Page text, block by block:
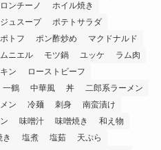
ンチーノ
ホイル焼き
ュスープ
ポテトサラダ
ポトフ ポン酢炒め
マクドナルド
ムニエル モツ鍋 ユッケ
ラム肉
ン
ローストビーフ
一鶴 中華風 丼
二郎系ラーメン
ン 冷麺 刺身
南蛮漬け
味噌汁 味噌焼き
和え物
き 塩煮 塩茹
天ぷら